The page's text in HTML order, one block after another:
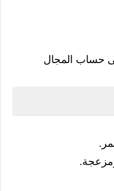
حساب المجال